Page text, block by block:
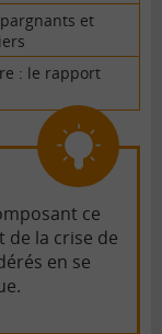
et
: le rapport
ce
de la crise de
en se